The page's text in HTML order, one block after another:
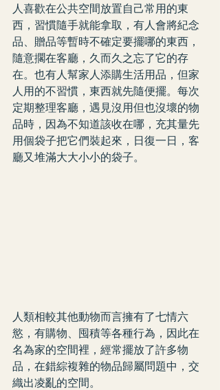
人喜歡在公共空間放置自己常用的東
西，習慣隨手就能拿取，有人會將紀念
品、贈品等暫時不確定要擺哪的東西，
隨意擱在客廳，久而久之忘了它的存
在。也有人幫家人添購生活用品，但家
人用的不習慣，東西就先隨便擺。每次
定期整理客廳，遇見沒用但也沒壞的物
品時，因為不知道該收在哪，充其量先
用個袋子把它們裝起來，日復一日，客
廳又堆滿大大小小的袋子。
人類相較其他動物而言擁有了七情六
慾，有購物、囤積等各種行為，因此在
名為家的空間裡，經常擺放了許多物
品，在錯綜複雜的物品歸屬問題中，交
織出凌亂的空間。